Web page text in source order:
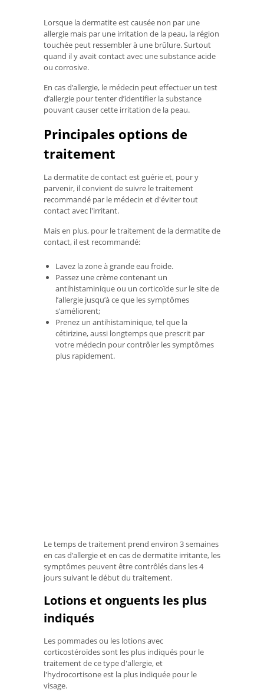
Lorsque la dermatite est causée non par une
allergie mais par une irritation de la peau, la région
touchée peut ressembler à une brûlure. Surtout
quand il y avait contact avec une substance acide
ou corrosive.
En cas d’allergie, le médecin peut effectuer un test
d’allergie pour tenter d’identifier la substance
pouvant causer cette irritation de la peau.
Principales options de
traitement
La dermatite de contact est guérie et, pour y
parvenir, il convient de suivre le traitement
recommandé par le médecin et d'éviter tout
contact avec l'irritant.
Mais en plus, pour le traitement de la dermatite de
contact, il est recommandé:
Lavez la zone à grande eau froide.
Passez une crème contenant un
antihistaminique ou un corticoïde sur le site de
l’allergie jusqu’à ce que les symptômes
s’améliorent;
Prenez un antihistaminique, tel que la
cétirizine, aussi longtemps que prescrit par
votre médecin pour contrôler les symptômes
plus rapidement.
Le temps de traitement prend environ 3 semaines
en cas d’allergie et en cas de dermatite irritante, les
symptômes peuvent être contrôlés dans les 4
jours suivant le début du traitement.
Lotions et onguents les plus
indiqués
Les pommades ou les lotions avec
corticostéroïdes sont les plus indiqués pour le
traitement de ce type d'allergie, et
l'hydrocortisone est la plus indiquée pour le
visage.